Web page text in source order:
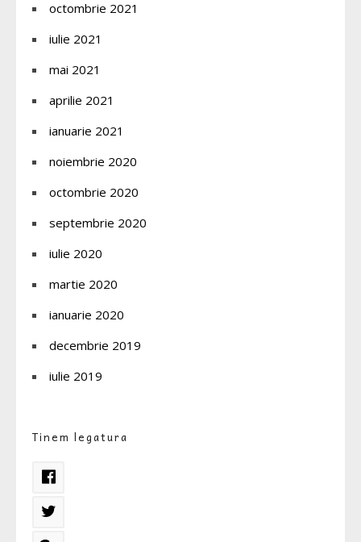
octombrie 2021
iulie 2021
mai 2021
aprilie 2021
ianuarie 2021
noiembrie 2020
octombrie 2020
septembrie 2020
iulie 2020
martie 2020
ianuarie 2020
decembrie 2019
iulie 2019
Tinem legatura